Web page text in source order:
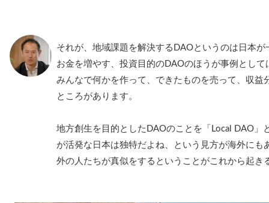
それが、地域課題を解決するDAOというのは日本
お金を増やす、投資目的のDAOのほうが事例とし
みんなで何かを作って、できたものを売って、収益
ところがあります。
地方創生を目的としたDAOのことを「Local DAO」
が活発な日本は独特だよね、という見方が海外にも
外の人たちが真似をするということがこれから起き